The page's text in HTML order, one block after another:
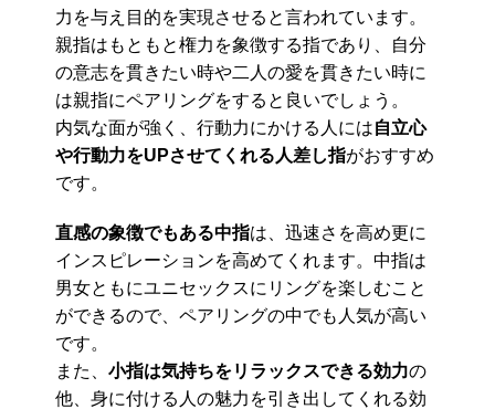
力を与え目的を実現させると言われています。
親指はもともと権力を象徴する指であり、自分
の意志を貫きたい時や二人の愛を貫きたい時に
は親指にペアリングをすると良いでしょう。
内気な面が強く、行動力にかける人には自立心
や行動力をUPさせてくれる人差し指がおすすめ
です。
直感の象徴でもある中指は、迅速さを高め更に
インスピレーションを高めてくれます。中指は
男女ともにユニセックスにリングを楽しむこと
ができるので、ペアリングの中でも人気が高い
です。
また、 小指は気持ちをリラックスできる効力の
他、身に付ける人の魅力を引き出してくれる効